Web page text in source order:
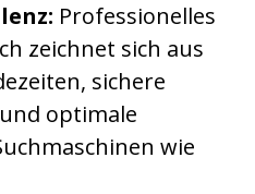
Professionelles
zeichnet sich aus
sichere
optimale
wie